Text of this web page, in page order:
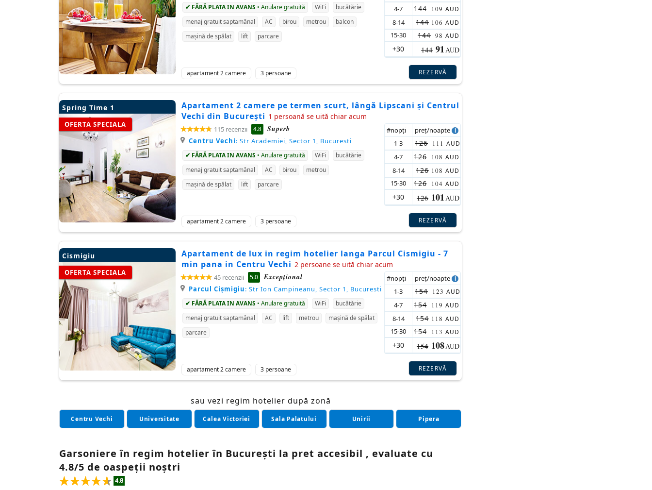
✔ FĂRĂ PLATA IN AVANS • Anulare gratuită WiFi
bucătărie
menaj gratuit saptamânal
AC birou metrou
balcon
mașină de spălat
lift parcare
4-7 144 109 AUD
8-14 144 106 AUD
15-30 144 98 AUD
+30 144 91AUD
apartament 2 camere 3 persoane REZERVĂ
Spring Time 1
OFERTA SPECIALA
Apartament 2 camere pe termen scurt, lângă Lipscani și Centrul
Vechi din București 1 persoană se uită chiar acum
115 recenzii 4.8 Superb
Centru Vechi: Str Academiei, Sector 1, Bucuresti
✔ FĂRĂ PLATA IN AVANS • Anulare gratuită WiFi
bucătărie
menaj gratuit saptamânal
AC birou
metrou
mașină de spălat
lift parcare
#nopţi
preţ/noapte
1-3
126 111 AUD
4-7 126 108 AUD
8-14 126 108 AUD
15-30 126 104 AUD
+30 126 101AUD
apartament 2 camere 3 persoane REZERVĂ
Cismigiu
OFERTA SPECIALA
Apartament de lux in regim hotelier langa Parcul Cismigiu - 7
min pana in Centru Vechi 2 persoane se uită chiar acum
45 recenzii 5.0 Excepţional
Parcul Cișmigiu: Str Ion Campineanu, Sector 1, Bucuresti
✔ FĂRĂ PLATA IN AVANS • Anulare gratuită WiFi
bucătărie
menaj gratuit saptamânal
AC lift metrou
mașină de spălat
parcare
#nopţi
preţ/noapte
1-3
154 123 AUD
4-7 154 119 AUD
8-14 154 118 AUD
15-30 154 113 AUD
+30 154 108AUD
apartament 2 camere 3 persoane REZERVĂ
sau vezi regim hotelier după zonă
Centru Vechi Universitate Calea Victoriei Sala Palatului Unirii Pipera
Garsoniere în regim hotelier în București la pret accesibil , evaluate cu
4.8/5 de oaspeții noștri